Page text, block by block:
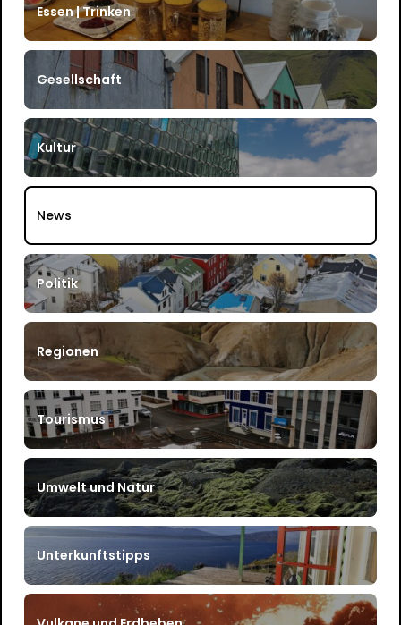
Essen | Trinken
Gesellschaft
Kultur
News
Politik
Regionen
Tourismus
Umwelt und Natur
Unterkunftstipps